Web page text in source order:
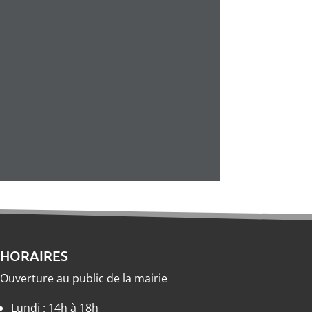
HORAIRES
Ouverture au public de la mairie
Lundi : 14h à 18h